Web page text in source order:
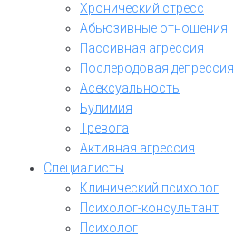
Хронический стресс
Абьюзивные отношения
Пассивная агрессия
Послеродовая депрессия
Асексуальность
Булимия
Тревога
Активная агрессия
Специалисты
Клинический психолог
Психолог-консультант
Психолог